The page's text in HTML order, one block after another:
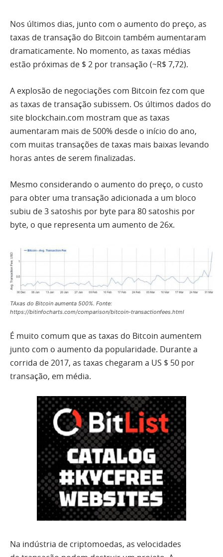
Nos últimos dias, junto com o aumento do preço, as
taxas de transação do Bitcoin também aumentaram
dramaticamente. No momento, as taxas médias
estão próximas de $ 2 por transação (~R$ 7,72).
A explosão de negociações com Bitcoin fez com que
as taxas de transação subissem. Os últimos dados do
site blockchain.com mostram que as taxas
aumentaram mais de 500% desde o início do ano,
com muitas transações de taxas mais baixas levando
horas antes de serem finalizadas.
Mesmo considerando o aumento do preço, o custo
para obter uma transação adicionada a um bloco
subiu de 3 satoshis por byte para 80 satoshis por
byte, o que representa um aumento de 26x.
TAxas do Bitcoin aumenta 500%. Fonte:
https://bitinfocharts.com/comparison/bitcoin-transactionfees.html
É muito comum que as taxas do Bitcoin aumentem
junto com o aumento da popularidade. Durante a
corrida de 2017, as taxas chegaram a US $ 50 por
transação, em média.
Na indústria de criptomoedas, as velocidades